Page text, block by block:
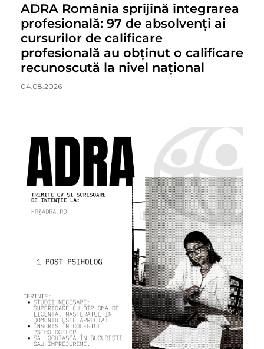
ADRA România sprijină integrarea
profesională: 97 de absolvenți ai
cursurilor de calificare
profesională au obținut o calificare
recunoscută la nivel național
04.08.2026